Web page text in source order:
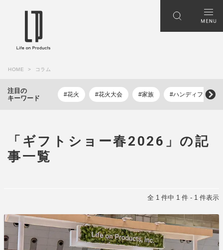
HOME コラム
注目の
キーワード
#花火 #花火大会 #家族 #ハンディファン
「ギフトショー春2026」の記
事一覧
全 1 件中 1 件 - 1 件表示